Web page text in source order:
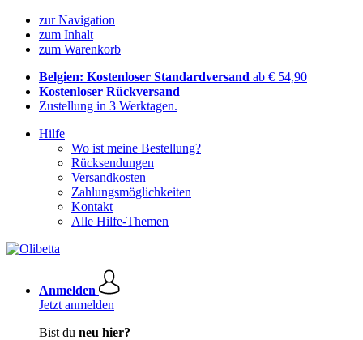
zur Navigation
zum Inhalt
zum Warenkorb
Belgien: Kostenloser Standardversand ab € 54,90
Kostenloser Rückversand
Zustellung in 3 Werktagen.
Hilfe
Wo ist meine Bestellung?
Rücksendungen
Versandkosten
Zahlungsmöglichkeiten
Kontakt
Alle Hilfe-Themen
Anmelden
Jetzt anmelden
Bist du neu hier?